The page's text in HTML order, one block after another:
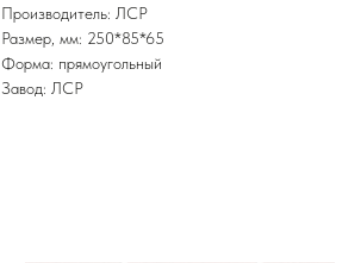
Производитель: ЛСР
Размер, мм: 250*85*65
Форма: прямоугольный
Завод: ЛСР